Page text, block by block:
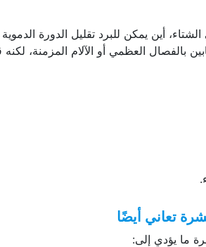
أين يمكن للبرد تقليل الدورة
العظمي أو الآلام المزمنة،
تعاني أيضًا
ما يؤدي إلى: